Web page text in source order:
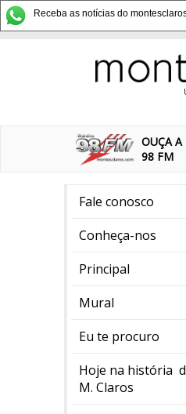
Receba as notícias do
OUÇA A
98 FM
Fale conosco
Conheça-nos
Principal
Mural
Eu te procuro
Hoje na história
M. Claros